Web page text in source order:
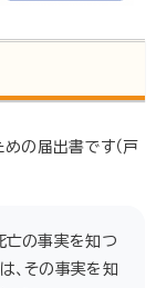
の届出書です（戸
亡の事実を知つ
、その事実を知